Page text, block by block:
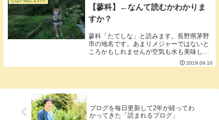
【蓼科】←なんて読むかわかりま
すか？
蓼科「たてしな」と読みます。長野県茅野
市の地名です。あまりメジャーではないと
ころかもしれませんが空気も水も美味しく
自然豊かでいいところです。先週末に蓼科
へ結婚記念日とひまわりが我が家に来た記
2019.09.10
ブログを毎日更新して2年が経ってわ
かってきた「読まれるブログ」